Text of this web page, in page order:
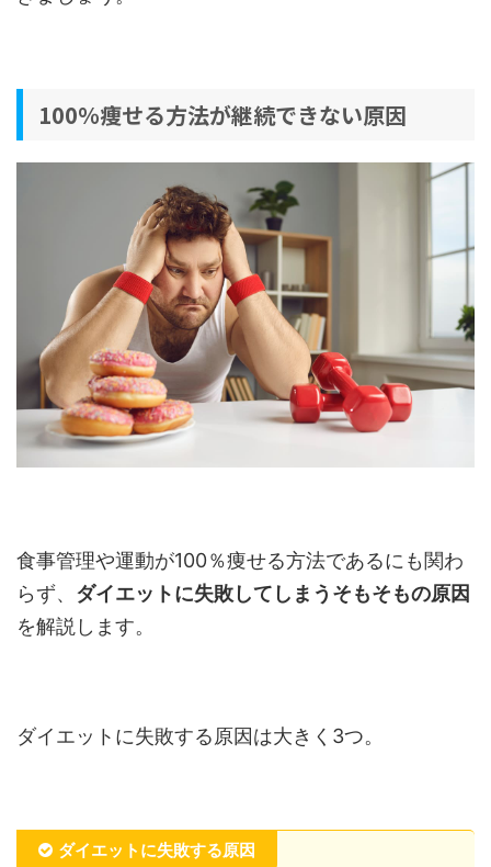
100％痩せる方法が継続できない原因
食事管理や運動が100％痩せる方法であるにも関わ
らず、 ダイエットに失敗してしまうそもそもの原因
を解説します。
ダイエットに失敗する原因は大きく3つ。
ダイエットに失敗する原因